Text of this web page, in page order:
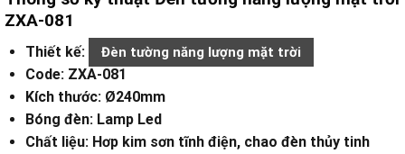
ZXA-081
Thiết kế: Đèn tường năng lượng mặt trời
Code: ZXA-081
Kích thước: Ø240mm
Bóng đèn: Lamp Led
Chất liệu: Hơp kim sơn tĩnh điện, chao đèn thủy tinh